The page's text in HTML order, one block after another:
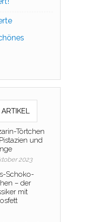
Törtchen
und
2023
Schoko-
– der
mit